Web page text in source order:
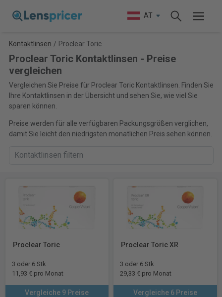
AT
Kontaktlinsen / Proclear Toric
Proclear Toric Kontaktlinsen - Preise
vergleichen
Vergleichen Sie Preise für Proclear Toric Kontaktlinsen. Finden Sie
Ihre Kontaktlinsen in der Übersicht und sehen Sie, wie viel Sie
sparen können.
Preise werden für alle verfügbaren Packungsgrößen verglichen,
damit Sie leicht den niedrigsten monatlichen Preis sehen können.
Proclear Toric
3 oder 6 Stk
11,93 € pro Monat
Vergleiche 9 Preise
Proclear Toric XR
3 oder 6 Stk
29,33 € pro Monat
Vergleiche 6 Preise